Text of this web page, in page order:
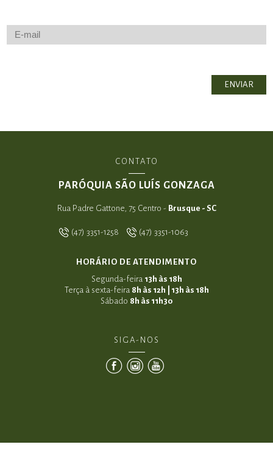
CONTATO
PARÓQUIA SÃO LUÍS GONZAGA
Rua Padre Gattone, 75 Centro - Brusque - SC
(47) 3351-1258 (47) 3351-1063
HORÁRIO DE ATENDIMENTO
Segunda-feira 13h às 18h
Terça à sexta-feira 8h às 12h | 13h às 18h
Sábado 8h às 11h30
SIGA-NOS